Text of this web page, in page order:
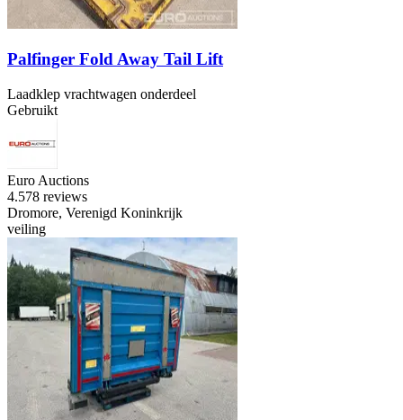
Palfinger Fold Away Tail Lift
Laadklep vrachtwagen onderdeel
Gebruikt
Euro Auctions
4.578 reviews
Dromore, Verenigd Koninkrijk
veiling